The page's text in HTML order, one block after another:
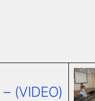
– (VIDEO)